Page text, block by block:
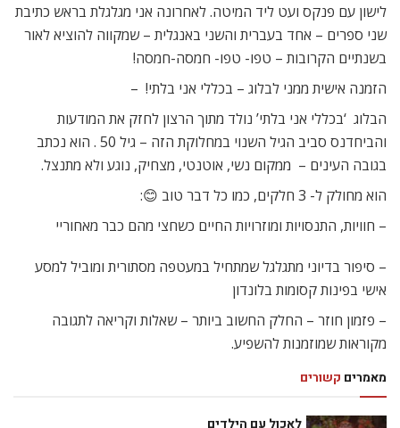
לישון עם פנקס ועט ליד המיטה. לאחרונה אני מגלגלת בראש כתיבת
שני ספרים – אחד בעברית והשני באנגלית – שמקווה להוציא לאור
בשנתיים הקרובות – טפו- טפו- חמסה-חמסה!
הזמנה אישית ממני לבלוג – בכללי אני בלתי! –
הבלוג ‘בכללי אני בלתי’ נולד מתוך הרצון לחזק את המודעות
והביחדנס סביב הגיל השנוי במחלוקת הזה – גיל 50 . הוא נכתב
בגובה העינים – ממקום נשי, אוטנטי, מצחיק, נוגע ולא מתנצל.
הוא מחולק ל- 3 חלקים, כמו כל דבר טוב 😊:
– חוויות, התנסויות ומוזרויות החיים כשחצי מהם כבר מאחוריי
– סיפור בדיוני מתגלגל שמתחיל במעטפה מסתורית ומוביל למסע
אישי בפינות קסומות בלונדון
– פזמון חוזר – החלק החשוב ביותר – שאלות וקריאה לתגובה
מקוראות שמוזמנות להשפיע.
מאמרים קשורים
לאכול עם הילדים